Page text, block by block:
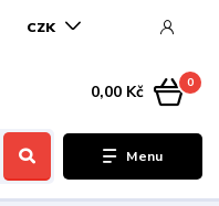
Menu
CZK
0
0,00 Kč